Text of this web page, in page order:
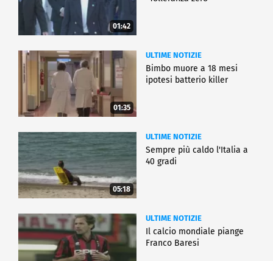
01:42
01:35
ULTIME NOTIZIE
Bimbo muore a 18 mesi
ipotesi batterio killer
05:18
ULTIME NOTIZIE
Sempre più caldo l'Italia a
40 gradi
ULTIME NOTIZIE
Il calcio mondiale piange
Franco Baresi